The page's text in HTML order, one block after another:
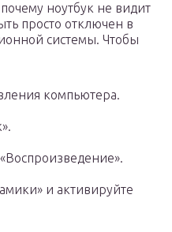
ноутбук не видит
просто отключен в
системы. Чтобы
компьютера.
и активируйте